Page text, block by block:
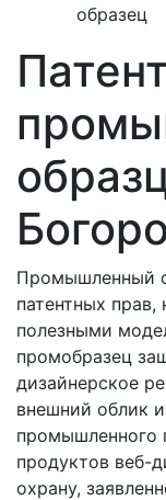
образец
Промышленный
патентных
полезными
промобразец
дизайнерское
внешний облик
промышленного
продуктов веб-
охрану,